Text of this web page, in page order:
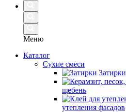
Меню
Каталог
Сухие смеси
Затирки
щебень
утепления фасадов